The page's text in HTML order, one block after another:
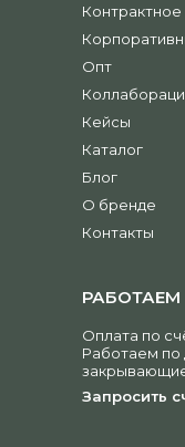
Кейсы
Каталог
Блог
О бренде
Контакты
Опт
Запросить
Оплата по
Работаем по